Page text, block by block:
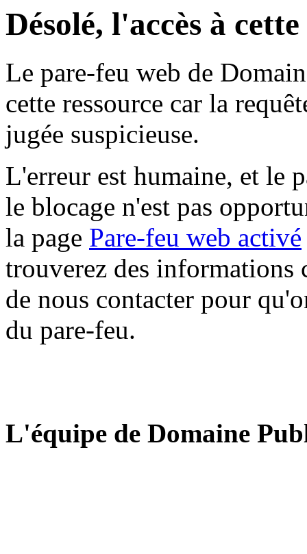
Désolé, l'accès à
Le pare-feu web de
cette ressource car la
jugée suspicieuse.
L'erreur est humaine, et le
le blocage n'est pas
la page Pare-feu web activé
trouverez des informations
de nous contacter pour
du pare-feu.
L'équipe de Domaine